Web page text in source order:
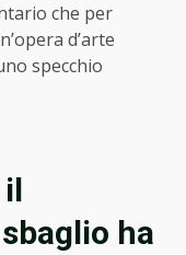
che per
d’arte
specchio
il
ha